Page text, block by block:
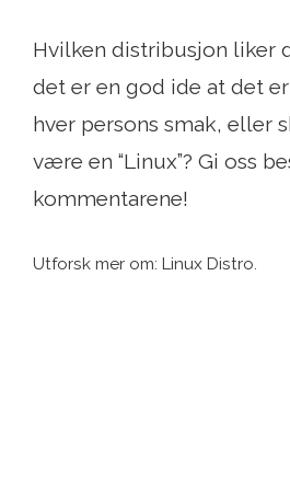
Hvilken distribusjon liker
det er en god ide at det
hver persons smak, eller
være en “Linux”? Gi oss
kommentarene!
Utforsk mer om: Linux Distro.